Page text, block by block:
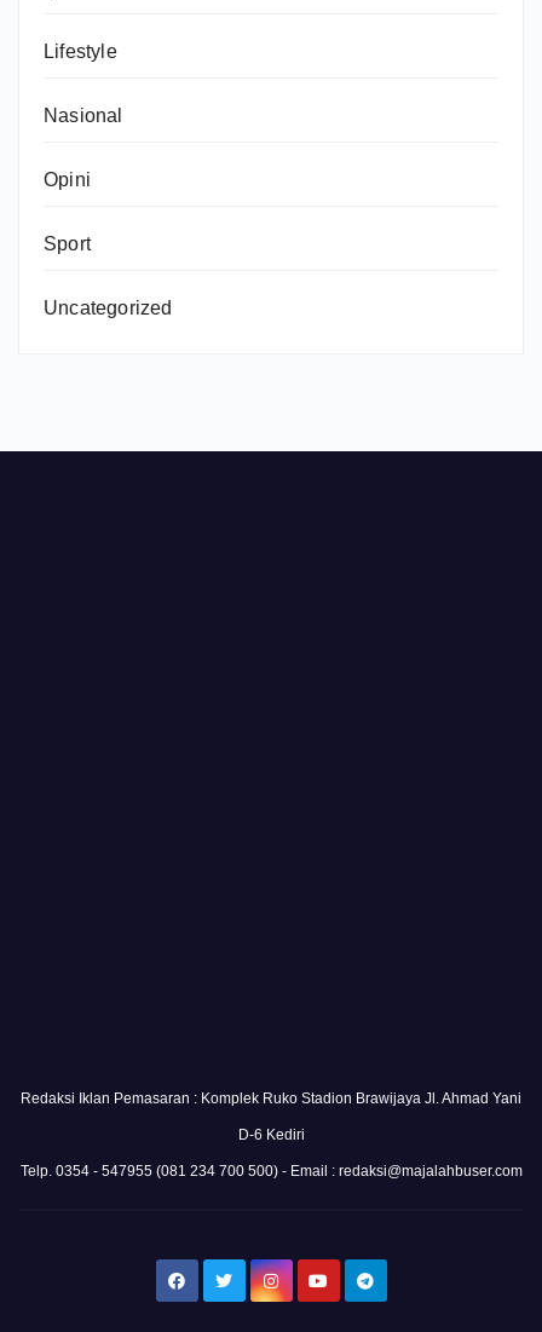
Lifestyle
Nasional
Opini
Sport
Uncategorized
Redaksi Iklan Pemasaran : Komplek Ruko Stadion Brawijaya Jl. Ahmad Yani
D-6 Kediri
Telp. 0354 - 547955 (081 234 700 500) - Email : redaksi@majalahbuser.com